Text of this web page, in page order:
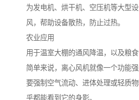
为发电机、烘干机、空压机等大型
风，帮助设备散热，防止过热。
农业应用
用于温室大棚的通风降温，以及粮食
简单来说，离心风机就像一个功能
要强制空气流动、进体处理或轻质
乎都能看到它的身影。